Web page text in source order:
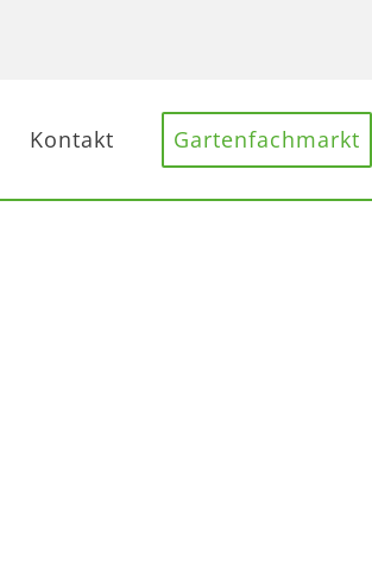
Kontakt Gartenfachmarkt